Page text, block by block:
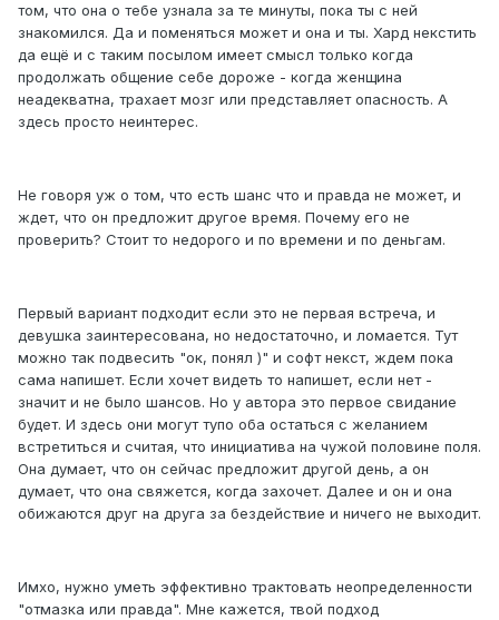
том, что она о тебе узнала за те минуты, пока ты с ней
знакомился. Да и поменяться может и она и ты. Хард некстить
да ещё и с таким посылом имеет смысл только когда
продолжать общение себе дороже - когда женщина
неадекватна, трахает мозг или представляет опасность. А
здесь просто неинтерес.
Не говоря уж о том, что есть шанс что и правда не может, и
ждет, что он предложит другое время. Почему его не
проверить? Стоит то недорого и по времени и по деньгам.
Первый вариант подходит если это не первая встреча, и
девушка заинтересована, но недостаточно, и ломается. Тут
можно так подвесить "ок, понял )" и софт некст, ждем пока
сама напишет. Если хочет видеть то напишет, если нет -
значит и не было шансов. Но у автора это первое свидание
будет. И здесь они могут тупо оба остаться с желанием
встретиться и считая, что инициатива на чужой половине поля.
Она думает, что он сейчас предложит другой день, а он
думает, что она свяжется, когда захочет. Далее и он и она
обижаются друг на друга за бездействие и ничего не выходит.
Имхо, нужно уметь эффективно трактовать неопределенности
"отмазка или правда". Мне кажется, твой подход